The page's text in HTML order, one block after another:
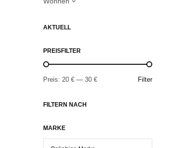
AKTUELL
PREISFILTER
Filter
Preis: 20 € — 30 €
FILTERN NACH
MARKE